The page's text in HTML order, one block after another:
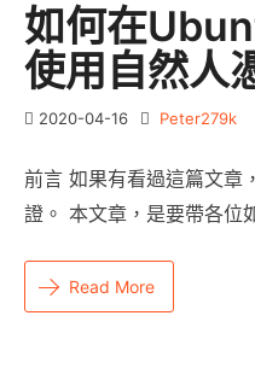
如何在
使用自然人
2020-04-16 Peter279k
前言 如果有看過這篇文章
證。 本文章，是要帶各位
Read More